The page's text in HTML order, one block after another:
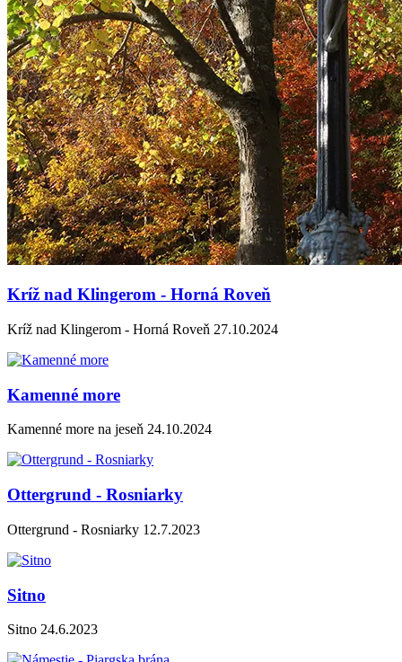
Kríž nad Klingerom - Horná Roveň
Kríž nad Klingerom - Horná Roveň 27.10.2024
Kamenné more
Kamenné more na jeseň 24.10.2024
Ottergrund - Rosniarky
Ottergrund - Rosniarky 12.7.2023
Sitno
Sitno 24.6.2023